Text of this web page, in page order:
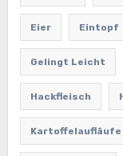
Eier Eintopf
Gelingt Leicht
Hackfleisch
Kartoffelaufläufe